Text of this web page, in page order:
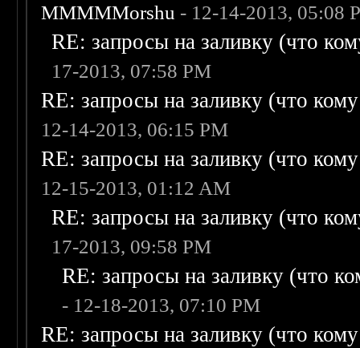
MMMMMorshu - 12-14-2013, 05:08
RE: запросы на заливку (что
17-2013, 07:58 PM
RE: запросы на заливку (что
12-14-2013, 06:15 PM
RE: запросы на заливку (что
12-15-2013, 01:12 AM
RE: запросы на заливку (что
17-2013, 09:58 PM
RE: запросы на заливку (что
- 12-18-2013, 07:10 PM
RE: запросы на заливку (что